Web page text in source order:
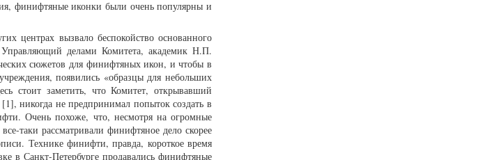
финифтяные иконки были очень популярны и
центрах вызвало беспокойство основанного
делами Комитета, академик Н.П.
сюжетов для финифтяных икон, и чтобы в
появились «образцы для небольших
стоит заметить, что Комитет, открывавший
никогда не предпринимал попыток создать в
Очень похоже, что, несмотря на огромные
таки рассматривали финифтяное дело скорее
Технике финифти, правда, короткое время
в Санкт-Петербурге продавались финифтяные